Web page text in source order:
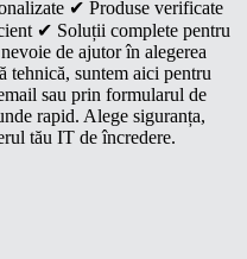
✔ Produse verificate
✔ Soluții complete pentru
de ajutor în alegerea
tehnică, suntem aici pentru
sau prin formularul de
rapid. Alege siguranța,
tău IT de încredere.